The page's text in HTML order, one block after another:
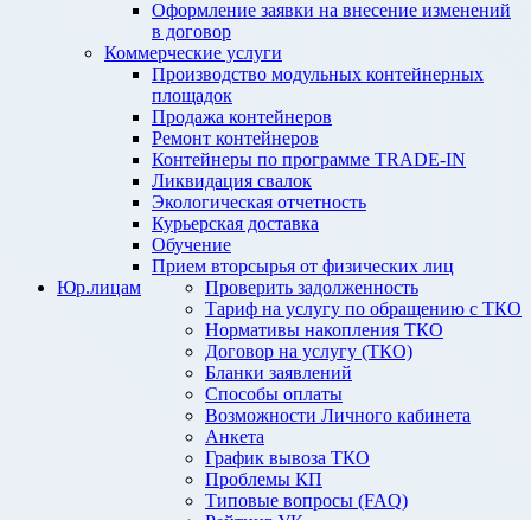
Оформление заявки на внесение изменений
в договор
Коммерческие услуги
Производство модульных контейнерных
площадок
Продажа контейнеров
Ремонт контейнеров
Контейнеры по программе TRADE-IN
Ликвидация свалок
Экологическая отчетность
Курьерская доставка
Обучение
Прием вторсырья от физических лиц
Проверить задолженность
Тариф на услугу по обращению с ТКО
Нормативы накопления ТКО
Договор на услугу (ТКО)
Бланки заявлений
Способы оплаты
Возможности Личного кабинета
Анкета
График вывоза ТКО
Проблемы КП
Типовые вопросы (FAQ)
Юр.лицам